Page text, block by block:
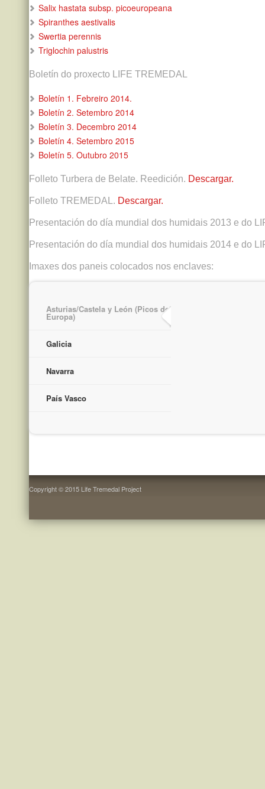
Salix hastata subsp. picoeuropeana
Spiranthes aestivalis
Swertia perennis
Triglochin palustris
Boletín do proxecto LIFE TREMEDAL
Boletín 1. Febreiro 2014.
Boletín 2. Setembro 2014
Boletín 3. Decembro 2014
Boletín 4. Setembro 2015
Boletín 5. Outubro 2015
Folleto Turbera de Belate. Reedición. Descargar.
Folleto TREMEDAL. Descargar.
Presentación do día mundial dos humidais 2013 e do
Presentación do día mundial dos humidais 2014 e do
Imaxes dos paneis colocados nos enclaves:
Asturias/Castela y León (Picos de
Europa)
Galicia
Navarra
País Vasco
Copyright © 2015 Life Tremedal Project